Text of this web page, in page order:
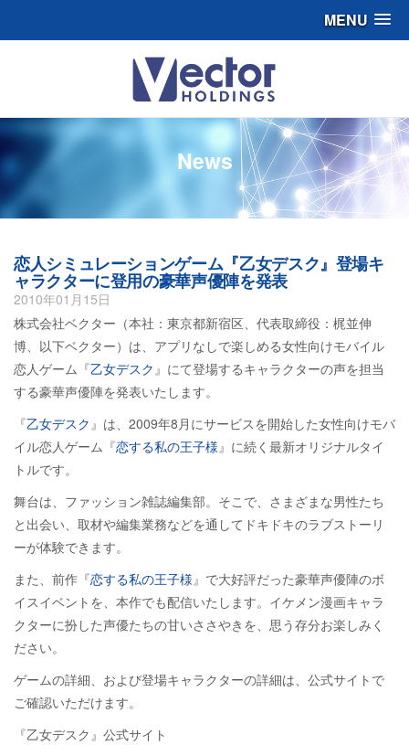
MENU
News
恋人シミュレーションゲーム『乙女デスク』登場キ
ャラクターに登用の豪華声優陣を発表
2010年01月15日
株式会社ベクター（本社：東京都新宿区、代表取締役：梶並伸
博、以下ベクター）は、アプリなしで楽しめる女性向けモバイル
恋人ゲーム『乙女デスク 』にて登場するキャラクターの声を担当
する豪華声優陣を発表いたします。
『乙女デスク 』は、2009年8月にサービスを開始した女性向けモバ
イル恋人ゲーム『恋する私の王子様』に続く最新オリジナルタイ
トルです。
舞台は、ファッション雑誌編集部。そこで、さまざまな男性たち
と出会い、取材や編集業務などを通してドキドキのラブストーリ
ーが体験できます。
また、前作『恋する私の王子様』で大好評だった豪華声優陣のボ
イスイベントを、本作でも配信いたします。イケメン漫画キャラ
クターに扮した声優たちの甘いささやきを、思う存分お楽しみく
ださい。
ゲームの詳細、および登場キャラクターの詳細は、公式サイトで
ご確認いただけます。
『乙女デスク』公式サイト